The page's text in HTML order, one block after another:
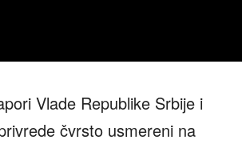
Vlade Republike Srbije i
čvrsto usmereni na